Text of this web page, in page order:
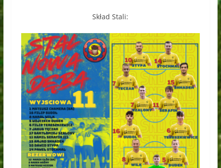
Skład Stali: